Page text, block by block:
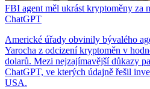
FBI agent měl ukrást kryptoměny za
ChatGPT
Americké úřady obvinily bývalého
Yarocha z odcizení kryptoměn v
dolarů. Mezi nejzajímavější důkazy
ChatGPT, ve kterých údajně řešil
USA.